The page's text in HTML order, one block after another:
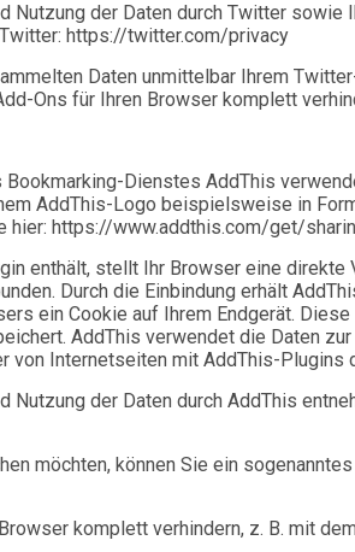
Nutzung der Daten durch Twitter
https://twitter.com/privacy
Daten unmittelbar Ihrem
Ons für Ihren Browser komplett
Dienstes AddThis
AddThis-Logo beispielsweise in
hier: https://www.addthis.com/get/
enthält, stellt Ihr Browser eine
Durch die Einbindung erhält
ein Cookie auf Ihrem Endgerät.
AddThis verwendet die Daten
von Internetseiten mit AddThis-Plugins
der Daten durch AddThis
möchten, können Sie ein
komplett verhindern, z. B. mit